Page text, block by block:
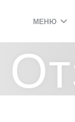
МЕНЮ